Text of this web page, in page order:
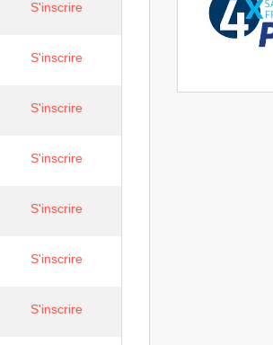
S'inscrire
S'inscrire
S'inscrire
S'inscrire
S'inscrire
S'inscrire
S'inscrire